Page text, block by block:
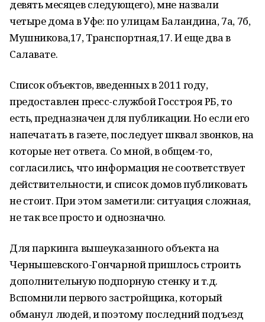
девять месяцев следующего), мне назвали
четыре дома в Уфе: по улицам Баландина, 7а, 7б,
Мушникова,17, Транспортная,17. И еще два в
Салавате.
Список объектов, введенных в 2011 году,
предоставлен пресс-службой Госстроя РБ, то
есть, предназначен для публикации. Но если его
напечатать в газете, последует шквал звонков, на
которые нет ответа. Со мной, в общем-то,
согласились, что информация не соответствует
действительности, и список домов публиковать
не стоит. При этом заметили: ситуация сложная,
не так все просто и однозначно.
Для паркинга вышеуказанного объекта на
Чернышевского-Гончарной пришлось строить
дополнительную подпорную стенку и т.д.
Вспомнили первого застройщика, который
обманул людей, и поэтому последний подъезд